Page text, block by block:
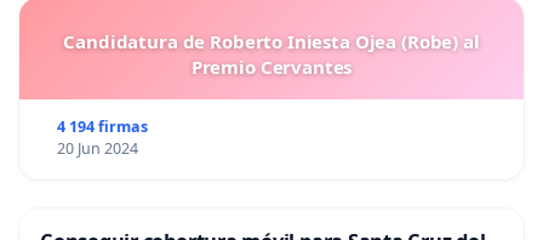
Candidatura de Roberto Iniesta Ojea (Robe) al
Premio Cervantes
4 194 firmas
20 Jun 2024